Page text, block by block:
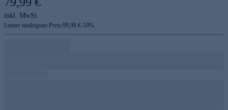
inkl. MwSt.
Letzter niedrigster Preis:99,98 €-19%